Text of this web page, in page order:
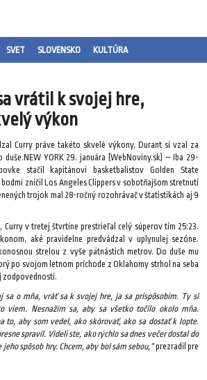
SVET SLOVENSKO KULTÚRA
vrátil k svojej hre,
výkon
Curry práve takéto skvelé výkony, Durant si vzal za
YORK 29. januára (WebNoviny.sk) – Iba 29-
stačil kapitánovi basketbalistov Golden State
zničil Los Angeles Clippers v sobotňajšom stretnutí
trojok mal 28-ročný rozohrávač v štatistikách aj 9
v tretej štvrtine prestrieľal celý súperov tím 25:23.
aké pravidelne predvádzal v uplynulej sezóne.
strelou z vyše pätnástich metrov. Do duše mu
po svojom letnom príchode z Oklahomy strhol na seba
zodpovednosti.
sa o mňa, vráť sa k svojej hre, ja sa prispôsobím. Ty si
Nesnažím sa, aby sa všetko točilo okolo mňa.
to, aby som vedel, ako skórovať, ako sa dostať k lopte.
spravil. Videli ste, ako rýchlo sa dnes večer dostal do
spôsob hry. Chcem, aby bol sám sebou,“prezradil pre